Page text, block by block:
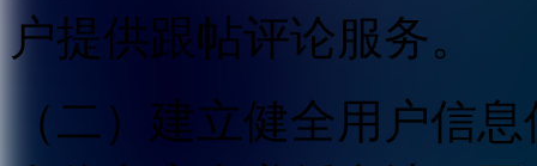
户提供跟帖评论服务。
（二）建立健全用户信